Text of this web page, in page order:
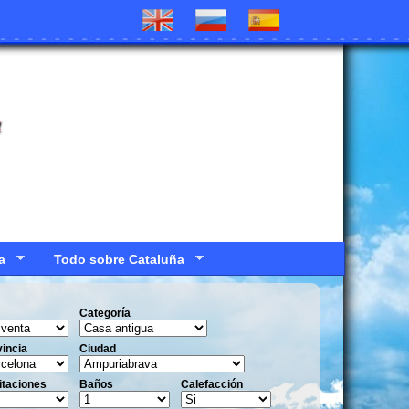
Todo sobre Cataluña
Categoría
Ciudad
Baños Calefacción